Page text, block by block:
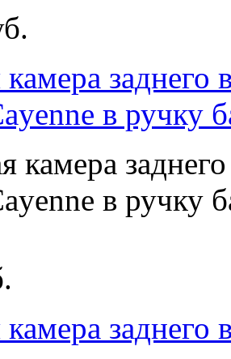
заднего
в ручку
камера
в ручку
заднего